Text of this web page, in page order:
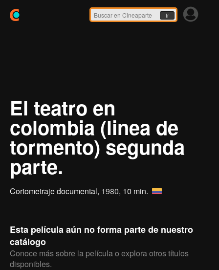
Ir
El teatro en
colombia (linea de
tormento) segunda
parte.
Cortometraje documental, 1980, 10 min.
Esta película aún no forma parte de nuestro
catálogo
Conoce más sobre la película o explora otros títulos
disponibles.